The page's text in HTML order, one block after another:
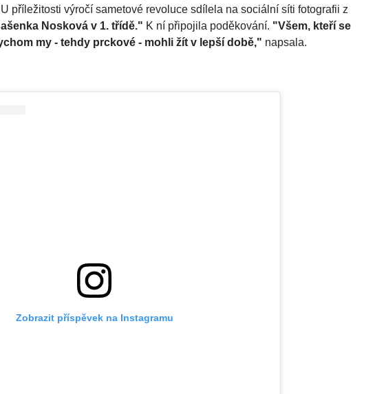
příležitosti výročí sametové revoluce sdílela na sociální síti fotografii z
Nosková v 1. třídě." K ní připojila poděkování. "Všem, kteří se
my - tehdy prckové - mohli žít v lepší době," napsala.
Zobrazit příspěvek na Instagramu